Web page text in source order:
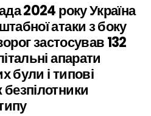
2024 року Україна
атаки з боку
застосував 132
апарати
були і типові